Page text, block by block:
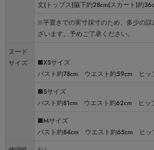
丈(トップス)脇下約28cm(スカート)約
※平置きでの実寸採寸のため、多少の
ざいます。予めご了承ください。
ヌード
サイズ
■XSサイズ
バスト約78cm ウエスト約59cm ヒッ
■Sサイズ
バスト約81cm ウエスト約62cm ヒッ
■Mサイズ
バスト約84cm ウエスト約65cm ヒッ